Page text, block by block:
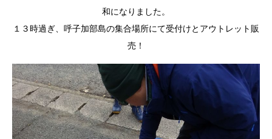
和になりました。
１３時過ぎ、呼子加部島の集合場所にて受付けとアウトレット販
売！